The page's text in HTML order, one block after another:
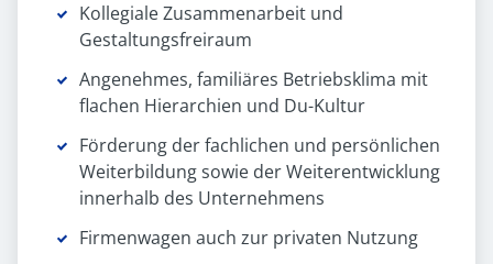
Kollegiale Zusammenarbeit und
Gestaltungsfreiraum
Angenehmes, familiäres Betriebsklima mit
flachen Hierarchien und Du-Kultur
Förderung der fachlichen und persönlichen
Weiterbildung sowie der Weiterentwicklung
innerhalb des Unternehmens
Firmenwagen auch zur privaten Nutzung